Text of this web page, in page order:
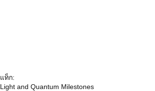
แท็ก:
Light and Quantum Milestones